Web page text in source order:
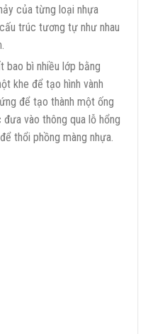
của từng loại nhựa
trúc tương tự như nhau
bao bì nhiều lớp bằng
khe để tạo hình vành
để tạo thành một ống
vào thông qua lỗ hổng
thổi phồng màng nhựa.